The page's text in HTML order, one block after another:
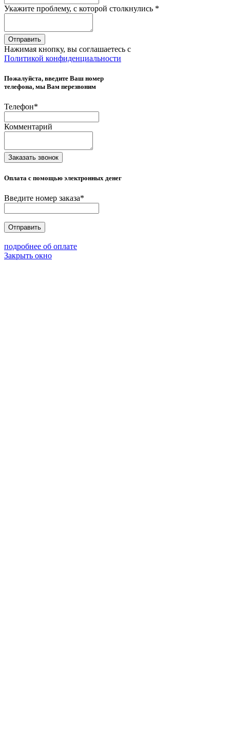
Укажите проблему, с которой столкнулись *
Отправить
Нажимая кнопку, вы соглашаетесь с
Политикой конфиденциальности
Пожалуйста, введите Ваш номер
телефона, мы Вам перезвоним
Телефон*
Комментарий
Заказать звонок
Оплата с помощью электронных денег
Введите номер заказа*
Отправить
подробнее об оплате
Закрыть окно